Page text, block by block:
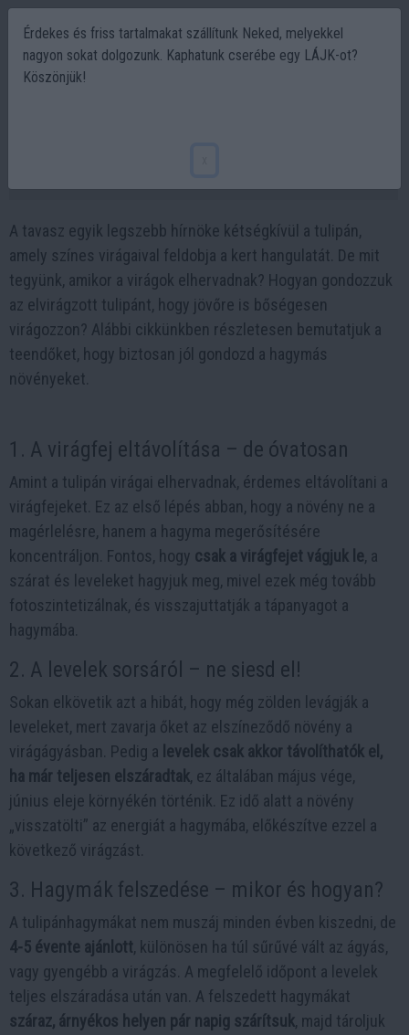
A tavasz egyik legszebb hírnöke kétségkívül a tulipán,
amely színes virágaival feldobja a kert hangulatát. De mit
tegyünk, amikor a virágok elhervadnak? Hogyan gondozzuk
az elvirágzott tulipánt, hogy jövőre is bőségesen
virágozzon? Alábbi cikkünkben részletesen bemutatjuk a
teendőket, hogy biztosan jól gondozd a hagymás
növényeket.
1. A virágfej eltávolítása – de óvatosan
Amint a tulipán virágai elhervadnak, érdemes eltávolítani a
virágfejeket. Ez az első lépés abban, hogy a növény ne a
magérlelésre, hanem a hagyma megerősítésére
koncentráljon. Fontos, hogy csak a virágfejet vágjuk le, a
szárat és leveleket hagyjuk meg, mivel ezek még tovább
fotoszintetizálnak, és visszajuttatják a tápanyagot a
hagymába.
2. A levelek sorsáról – ne siesd el!
Sokan elkövetik azt a hibát, hogy még zölden levágják a
leveleket, mert zavarja őket az elszíneződő növény a
virágágyásban. Pedig a levelek csak akkor távolíthatók el,
ha már teljesen elszáradtak, ez általában május vége,
június eleje környékén történik. Ez idő alatt a növény
„visszatölti” az energiát a hagymába, előkészítve ezzel a
következő virágzást.
3. Hagymák felszedése – mikor és hogyan?
A tulipánhagymákat nem muszáj minden évben kiszedni, de
4-5 évente ajánlott, különösen ha túl sűrűvé vált az ágyás,
vagy gyengébb a virágzás. A megfelelő időpont a levelek
teljes elszáradása után van. A felszedett hagymákat
száraz, árnyékos helyen pár napig szárítsuk, majd tároljuk
Érdekes és friss tartalmakat szállítunk Neked, melyekkel
nagyon sokat dolgozunk. Kaphatunk cserébe egy LÁJK-ot?
Köszönjük!